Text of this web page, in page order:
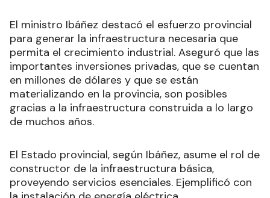
El ministro Ibáñez destacó el esfuerzo provincial
para generar la infraestructura necesaria que
permita el crecimiento industrial. Aseguró que las
importantes inversiones privadas, que se cuentan
en millones de dólares y que se están
materializando en la provincia, son posibles
gracias a la infraestructura construida a lo largo
de muchos años.
El Estado provincial, según Ibáñez, asume el rol de
constructor de la infraestructura básica,
proveyendo servicios esenciales. Ejemplificó con